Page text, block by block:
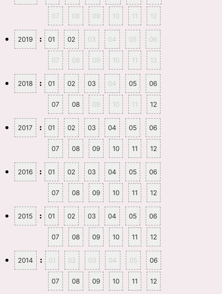
07 08 09 10 11 12
2019 : 01 02 03 04 05 06
07 08 09 10 11 12
2018 : 01 02 03 04 05 06
07 08 09 10 11 12
2017 : 01 02 03 04 05 06
07 08 09 10 11 12
2016 : 01 02 03 04 05 06
07 08 09 10 11 12
2015 : 01 02 03 04 05 06
07 08 09 10 11 12
2014 : 01 02 03 04 05 06
07 08 09 10 11 12